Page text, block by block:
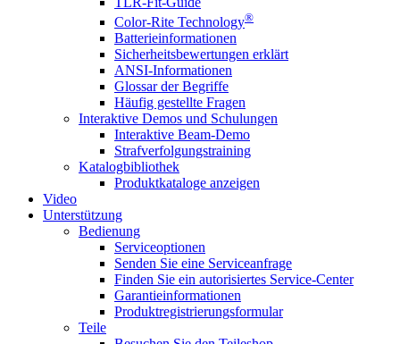
Color-Rite Technology®
Batterieinformationen
Sicherheitsbewertungen erklärt
ANSI-Informationen
Glossar der Begriffe
Häufig gestellte Fragen
Interaktive Demos und Schulungen
Interaktive Beam-Demo
Strafverfolgungstraining
Katalogbibliothek
Produktkataloge anzeigen
Video
Unterstützung
Bedienung
Serviceoptionen
Senden Sie eine Serviceanfrage
Finden Sie ein autorisiertes Service-Center
Garantieinformationen
Produktregistrierungsformular
Teile